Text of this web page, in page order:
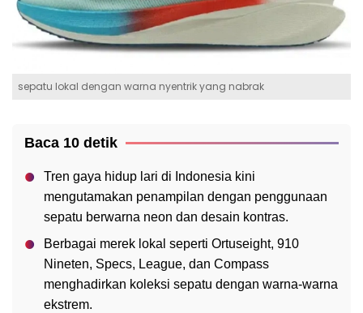
sepatu lokal dengan warna nyentrik yang nabrak
Baca 10 detik
Tren gaya hidup lari di Indonesia kini
mengutamakan penampilan dengan penggunaan
sepatu berwarna neon dan desain kontras.
Berbagai merek lokal seperti Ortuseight, 910
Nineten, Specs, League, dan Compass
menghadirkan koleksi sepatu dengan warna-warna
ekstrem.